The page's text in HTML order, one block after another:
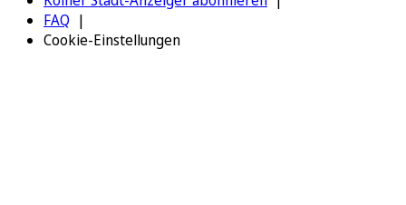
FAQ
Cookie-Einstellungen